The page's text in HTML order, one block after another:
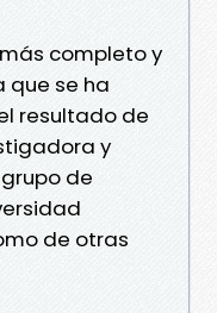
completo y
que se ha
resultado de
y
de
de otras